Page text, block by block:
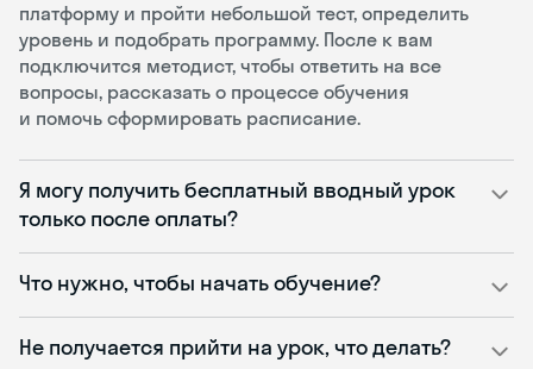
платформу и пройти небольшой тест, определить
уровень и подобрать программу. После к вам
подключится методист, чтобы ответить на все
вопросы, рассказать о процессе обучения
и помочь сформировать расписание.
Я могу получить бесплатный вводный урок
только после оплаты?
Что нужно, чтобы начать обучение?
Не получается прийти на урок, что делать?